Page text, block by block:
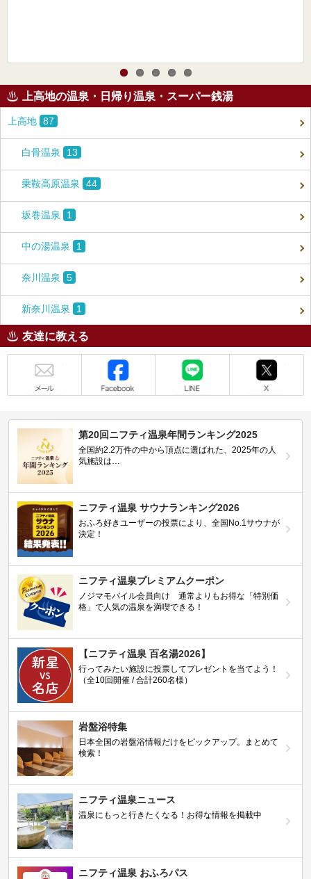
上高地の温泉・日帰り温泉・スーパー銭湯
上高地 87
白骨温泉 13
乗鞍高原温泉 44
坂巻温泉 1
中の湯温泉 1
奈川温泉 5
新奈川温泉 1
友達に教える
第20回ニフティ温泉年間ランキング2025
全国約2.2万件の中から頂点に選ばれた、2025年の人
気施設は…
ニフティ温泉 サウナランキング2026
おふろ好きユーザーの投票により、全国No.1サウナが
決定！
ニフティ温泉プレミアムクーポン
ノジマモバイル会員向け 通常よりもお得な「特別価
格」で人気の温泉を満喫できる！
【ニフティ温泉 百名湯2026】
行ってみたい施設に投票してプレゼントを当てよう！
（全10回開催 / 合計260名様）
岩盤浴特集
日本全国の岩盤浴情報だけをピックアップ。まとめて
検索！
ニフティ温泉ニュース
温泉にもっと行きたくなる！お得な情報を掲載中
ニフティ温泉 おふろパス